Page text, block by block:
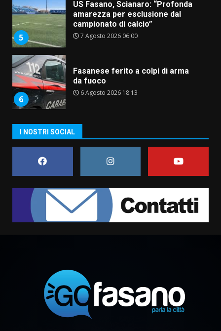
6
Fasanese ferito a colpi di arma
da fuoco
6 Agosto 2026 18:13
7
Carta d’identità: continua il piano
di aperture straordinarie del
Comune di Fasano
La Banda Città di Fasano apre
ufficialmente la Festa di
Savelletri
8 Agosto 2026 11:00
Savelletri in festa, domani sera
grande spettacolo con Uccio De
universitari del bando “La strada
giusta”
8 Agosto 2026 07:15
“I Contestatori: Musica di
I NOSTRI SOCIAL